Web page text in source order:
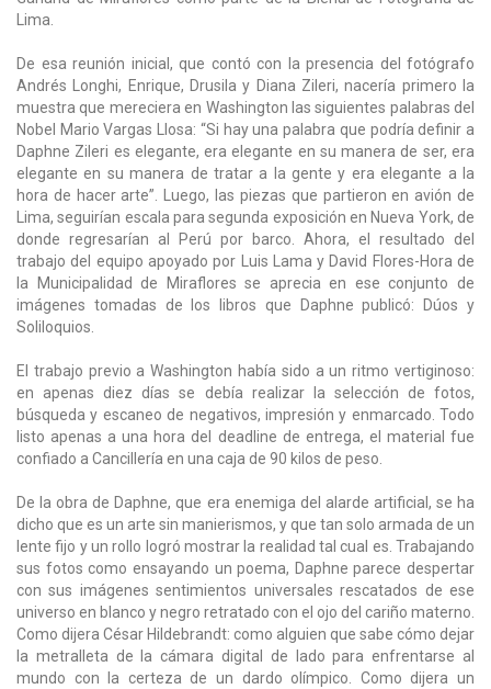
Lima.
De esa reunión inicial, que contó con la presencia del fotógrafo
Andrés Longhi, Enrique, Drusila y Diana Zileri, nacería primero la
muestra que mereciera en Washington las siguientes palabras del
Nobel Mario Vargas Llosa: “Si hay una palabra que podría definir a
Daphne Zileri es elegante, era elegante en su manera de ser, era
elegante en su manera de tratar a la gente y era elegante a la
hora de hacer arte”. Luego, las piezas que partieron en avión de
Lima, seguirían escala para segunda exposición en Nueva York, de
donde regresarían al Perú por barco. Ahora, el resultado del
trabajo del equipo apoyado por Luis Lama y David Flores-Hora de
la Municipalidad de Miraflores se aprecia en ese conjunto de
imágenes tomadas de los libros que Daphne publicó: Dúos y
Soliloquios.
El trabajo previo a Washington había sido a un ritmo vertiginoso:
en apenas diez días se debía realizar la selección de fotos,
búsqueda y escaneo de negativos, impresión y enmarcado. Todo
listo apenas a una hora del deadline de entrega, el material fue
confiado a Cancillería en una caja de 90 kilos de peso.
De la obra de Daphne, que era enemiga del alarde artificial, se ha
dicho que es un arte sin manierismos, y que tan solo armada de un
lente fijo y un rollo logró mostrar la realidad tal cual es. Trabajando
sus fotos como ensayando un poema, Daphne parece despertar
con sus imágenes sentimientos universales rescatados de ese
universo en blanco y negro retratado con el ojo del cariño materno.
Como dijera César Hildebrandt: como alguien que sabe cómo dejar
la metralleta de la cámara digital de lado para enfrentarse al
mundo con la certeza de un dardo olímpico. Como dijera un